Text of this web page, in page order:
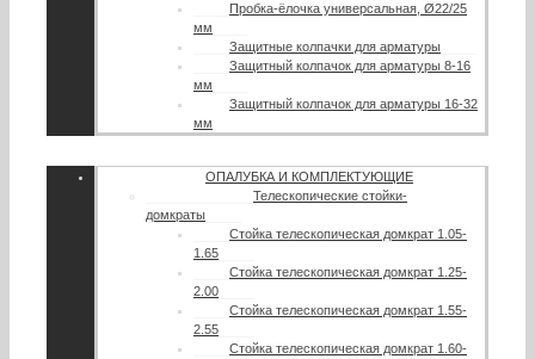
Пробка-ёлочка универсальная, Ø22/25
мм
Защитные колпачки для арматуры
Защитный колпачок для арматуры 8-16
мм
Защитный колпачок для арматуры 16-32
мм
ОПАЛУБКА И КОМПЛЕКТУЮЩИЕ
Телескопические стойки-
домкраты
Стойка телескопическая домкрат 1.05-
1.65
Стойка телескопическая домкрат 1.25-
2.00
Стойка телескопическая домкрат 1.55-
2.55
Стойка телескопическая домкрат 1.60-